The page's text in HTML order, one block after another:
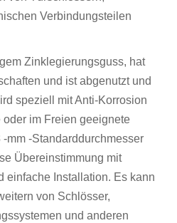
Verbindungsteilen
Zinklegierungsguss, hat
und ist abgenutzt und
speziell mit Anti-Korrosion
oder im Freien geeignete
mm -Standarddurchmesser
Übereinstimmung mit
einfache Installation. Es kann
von Schlösser,
und anderen